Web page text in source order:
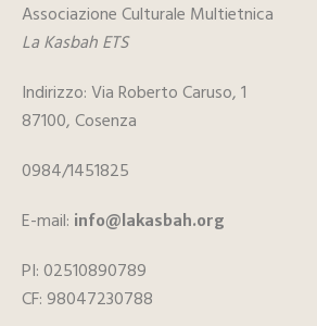
Associazione Culturale Multietnica
La Kasbah ETS
Indirizzo: Via Roberto Caruso, 1
87100, Cosenza
0984/1451825
E-mail: info@lakasbah.org
PI: 02510890789
CF: 98047230788